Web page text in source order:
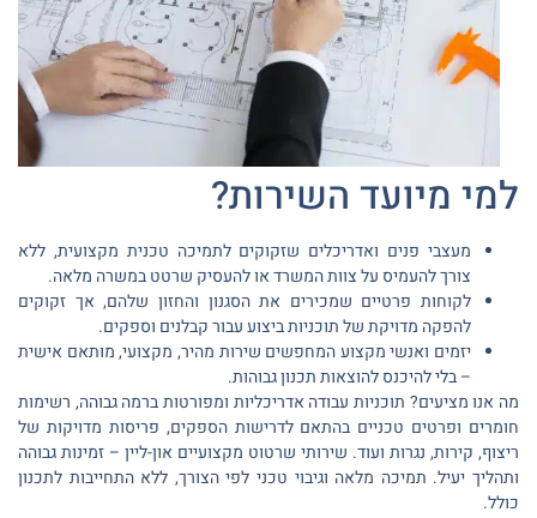
למי מיועד השירות?
מעצבי פנים ואדריכלים שזקוקים לתמיכה טכנית מקצועית, ללא
צורך להעמיס על צוות המשרד או להעסיק שרטט במשרה מלאה.
לקוחות פרטיים שמכירים את הסגנון והחזון שלהם, אך זקוקים
להפקה מדויקת של תוכניות ביצוע עבור קבלנים וספקים.
יזמים ואנשי מקצוע המחפשים שירות מהיר, מקצועי, מותאם אישית
– בלי להיכנס להוצאות תכנון גבוהות.
מה אנו מציעים? תוכניות עבודה אדריכליות ומפורטות ברמה גבוהה, רשימות
חומרים ופרטים טכניים בהתאם לדרישות הספקים, פריסות מדויקות של
ריצוף, קירות, נגרות ועוד. שירותי שרטוט מקצועיים און-ליין – זמינות גבוהה
ותהליך יעיל. תמיכה מלאה וגיבוי טכני לפי הצורך, ללא התחייבות לתכנון
כולל.